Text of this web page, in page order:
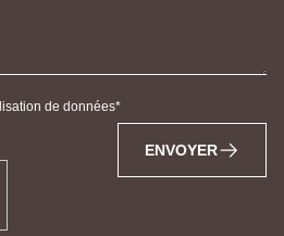
de données
ENVOYER